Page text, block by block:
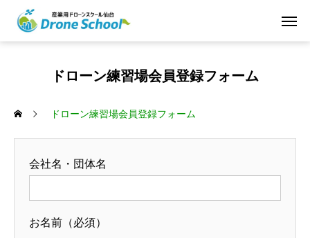
ドローン練習場会員登録フォーム
ドローン練習場会員登録フォーム
会社名・団体名
お名前 （必須）